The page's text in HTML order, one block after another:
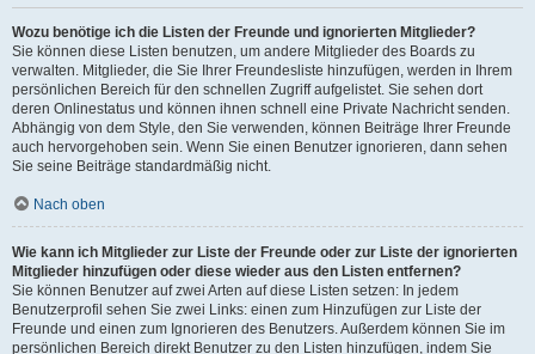
Wozu benötige ich die Listen der Freunde und ignorierten Mitglieder?
Sie können diese Listen benutzen, um andere Mitglieder des Boards zu
verwalten. Mitglieder, die Sie Ihrer Freundesliste hinzufügen, werden in Ihrem
persönlichen Bereich für den schnellen Zugriff aufgelistet. Sie sehen dort
deren Onlinestatus und können ihnen schnell eine Private Nachricht senden.
Abhängig von dem Style, den Sie verwenden, können Beiträge Ihrer Freunde
auch hervorgehoben sein. Wenn Sie einen Benutzer ignorieren, dann sehen
Sie seine Beiträge standardmäßig nicht.
Nach oben
Wie kann ich Mitglieder zur Liste der Freunde oder zur Liste der ignorierten
Mitglieder hinzufügen oder diese wieder aus den Listen entfernen?
Sie können Benutzer auf zwei Arten auf diese Listen setzen: In jedem
Benutzerprofil sehen Sie zwei Links: einen zum Hinzufügen zur Liste der
Freunde und einen zum Ignorieren des Benutzers. Außerdem können Sie im
persönlichen Bereich direkt Benutzer zu den Listen hinzufügen, indem Sie